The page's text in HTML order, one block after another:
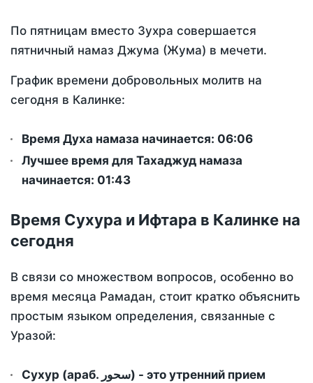
По пятницам вместо Зухра совершается
пятничный намаз Джума (Жума) в мечети.
График времени добровольных молитв на
сегодня в Калинке:
Время Духа намаза начинается: 06:06
Лучшее время для Тахаджуд намаза
начинается: 01:43
Время Сухура и Ифтара в Калинке на
сегодня
В связи со множеством вопросов, особенно во
время месяца Рамадан, стоит кратко объяснить
простым языком определения, связанные с
Уразой:
Сухур (араб. سحور) - это утренний прием